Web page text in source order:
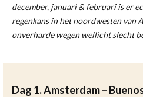
december, januari & februari is er
regenkans in het noordwesten van
onverharde wegen wellicht slecht
Dag 1. Amsterdam –